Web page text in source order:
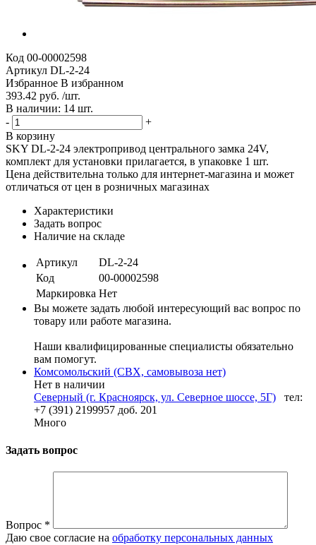
Код 00-00002598
Артикул DL-2-24
Избранное В избранном
393.42 руб. /шт.
В наличии: 14 шт.
-
+
В корзину
SKY DL-2-24 электропривод центрального замка 24V,
комплект для установки прилагается, в упаковке 1 шт.
Цена действительна только для интернет-магазина и может
отличаться от цен в розничных магазинах
Характеристики
Задать вопрос
Наличие на складе
Артикул
DL-2-24
Код
00-00002598
Маркировка Нет
Вы можете задать любой интересующий вас вопрос по
товару или работе магазина.
Наши квалифицированные специалисты обязательно
вам помогут.
Комсомольский (СВХ, самовывоза нет)
Нет в наличии
Северный (г. Красноярск, ул. Северное шоссе, 5Г)
тел:
+7 (391) 2199957 доб. 201
Много
Задать вопрос
Вопрос *
Даю свое согласие на обработку персональных данных